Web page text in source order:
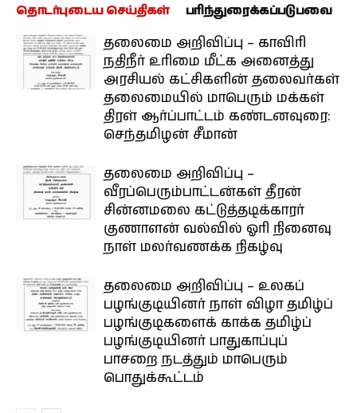
தொடர்புடைய செய்திகள் பரிந்துரைக்கப்படுபவை
தலைமை அறிவிப்பு – காவிரி
நதிநீர் உரிமை மீட்க அனைத்து
அரசியல் கட்சிகளின் தலைவர்கள்
தலைமையில் மாபெரும் மக்கள்
திரள் ஆர்ப்பாட்டம் கண்டனவுரை:
செந்தமிழன் சீமான்
தலைமை அறிவிப்பு –
வீரப்பெரும்பாட்டன்கள் தீரன்
சின்னமலை கட்டுத்தடிக்காரர்
குணாளன் வல்வில் ஓரி நினைவு
நாள் மலர்வணக்க நிகழ்வு
தலைமை அறிவிப்பு – உலகப்
பழங்குடியினர் நாள் விழா தமிழ்ப்
பழங்குடிகளைக் காக்க தமிழ்ப்
பழங்குடியினர் பாதுகாப்புப்
பாசறை நடத்தும் மாபெரும்
பொதுக்கூட்டம்